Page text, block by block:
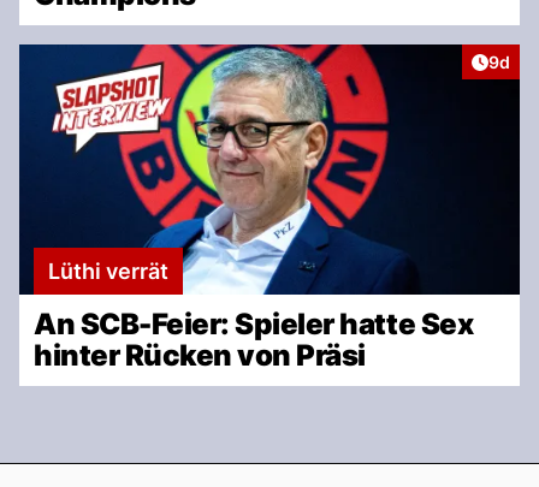
9d
Lüthi verrät
An SCB-Feier: Spieler hatte Sex
hinter Rücken von Präsi